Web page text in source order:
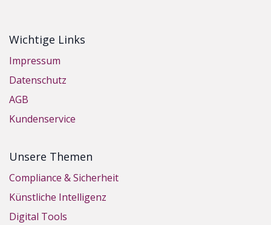
Wichtige Links
Impressum
Datenschutz
AGB
Kundenservice
Unsere Themen
Compliance & Sicherheit
Künstliche Intelligenz
Digital Tools